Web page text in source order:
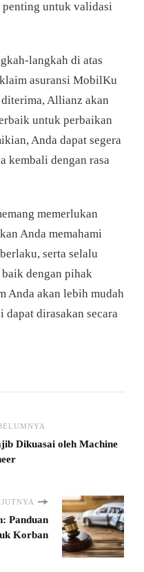
penting untuk validasi
langkah di atas
asuransi MobilKu
Allianz akan
untuk perbaikan
Anda dapat segera
kembali dengan rasa
memerlukan
Anda memahami
serta selalu
dengan pihak
Anda akan lebih mudah
dapat dirasakan secara
Dikuasai oleh Machine
Panduan
Korban